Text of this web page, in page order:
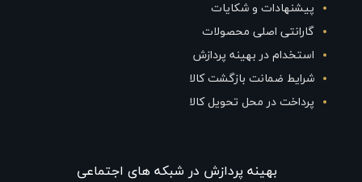
پیشنهادات و شکایات
گارانتی اصلی محصولات
استخدام در بهینه پردازش
شرایط ضمانت بازگشت کالا
پرداخت در محل تحویل کالا
بهينه پردازش در شبکه های اجتماعی